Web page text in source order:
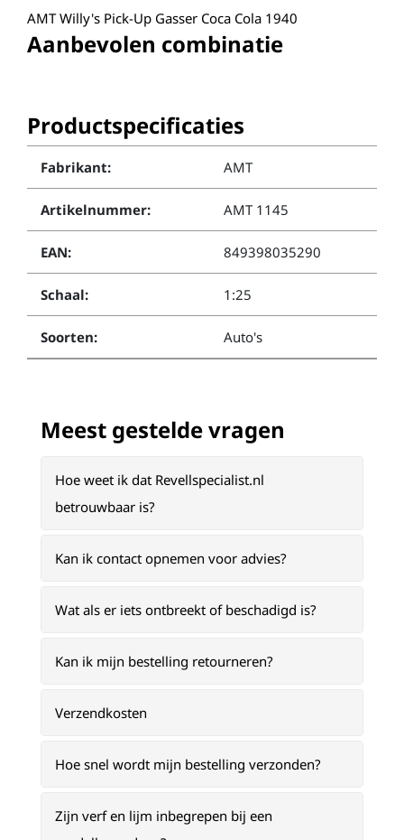
AMT Willy's Pick-Up Gasser Coca Cola 1940
Aanbevolen combinatie
Productspecificaties
Fabrikant: AMT
Artikelnummer: AMT 1145
EAN: 849398035290
Schaal: 1:25
Soorten: Auto's
Meest gestelde vragen
Hoe weet ik dat Revellspecialist.nl
betrouwbaar is?
Kan ik contact opnemen voor advies?
Wat als er iets ontbreekt of beschadigd is?
Kan ik mijn bestelling retourneren?
Verzendkosten
Hoe snel wordt mijn bestelling verzonden?
Zijn verf en lijm inbegrepen bij een